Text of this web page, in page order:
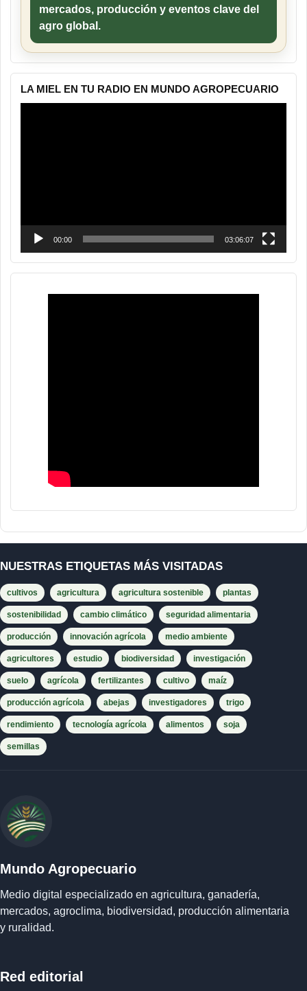
mercados, producción y eventos clave del
agro global.
LA MIEL EN TU RADIO EN MUNDO AGROPECUARIO
00:00 03:06:07
NUESTRAS ETIQUETAS MÁS VISITADAS
cultivos agricultura agricultura sostenible plantas
sostenibilidad cambio climático seguridad alimentaria
producción innovación agrícola medio ambiente
agricultores estudio biodiversidad investigación
suelo agrícola fertilizantes cultivo maíz
producción agrícola abejas investigadores trigo
rendimiento tecnología agrícola alimentos soja
semillas
Mundo Agropecuario
Medio digital especializado en agricultura, ganadería,
mercados, agroclima, biodiversidad, producción alimentaria
y ruralidad.
Red editorial